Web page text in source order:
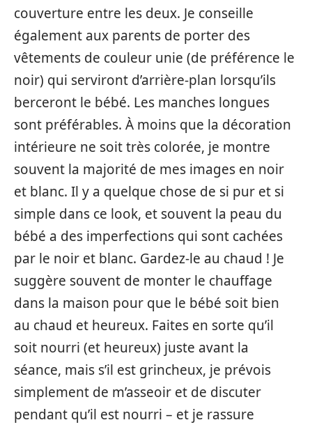
couverture entre les deux. Je conseille
également aux parents de porter des
vêtements de couleur unie (de préférence le
noir) qui serviront d’arrière-plan lorsqu’ils
berceront le bébé. Les manches longues
sont préférables. À moins que la décoration
intérieure ne soit très colorée, je montre
souvent la majorité de mes images en noir
et blanc. Il y a quelque chose de si pur et si
simple dans ce look, et souvent la peau du
bébé a des imperfections qui sont cachées
par le noir et blanc. Gardez-le au chaud ! Je
suggère souvent de monter le chauffage
dans la maison pour que le bébé soit bien
au chaud et heureux. Faites en sorte qu’il
soit nourri (et heureux) juste avant la
séance, mais s’il est grincheux, je prévois
simplement de m’asseoir et de discuter
pendant qu’il est nourri – et je rassure